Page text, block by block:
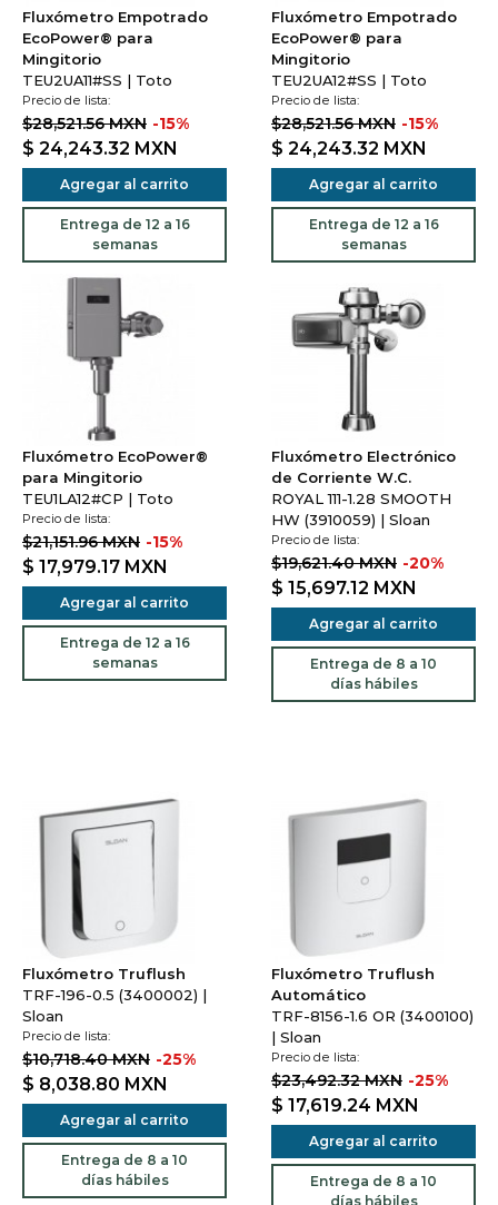
Fluxómetro Empotrado
EcoPower® para
Mingitorio
TEU2UA11#SS | Toto
Precio de lista:
$28,521.56 MXN -15%
$ 24,243.32 MXN
Agregar al carrito
Entrega de 12 a 16
semanas
Fluxómetro Empotrado
EcoPower® para
Mingitorio
TEU2UA12#SS | Toto
Precio de lista:
$28,521.56 MXN -15%
$ 24,243.32 MXN
Agregar al carrito
Entrega de 12 a 16
semanas
Fluxómetro EcoPower®
para Mingitorio
TEU1LA12#CP | Toto
Precio de lista:
$21,151.96 MXN -15%
$ 17,979.17 MXN
Agregar al carrito
Entrega de 12 a 16
semanas
Fluxómetro Electrónico
de Corriente W.C.
ROYAL 111-1.28 SMOOTH
HW (3910059) | Sloan
Precio de lista:
$19,621.40 MXN -20%
$ 15,697.12 MXN
Agregar al carrito
Entrega de 8 a 10
días hábiles
Fluxómetro Truflush
TRF-196-0.5 (3400002) |
Sloan
Precio de lista:
$10,718.40 MXN -25%
$ 8,038.80 MXN
Agregar al carrito
Entrega de 8 a 10
días hábiles
Fluxómetro Truflush
Automático
TRF-8156-1.6 OR (3400100)
| Sloan
Precio de lista:
$23,492.32 MXN -25%
$ 17,619.24 MXN
Agregar al carrito
Entrega de 8 a 10
días hábiles